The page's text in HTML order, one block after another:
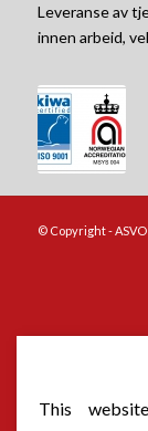
Leveranse av
innen arbeid,
© Copyright - ASVO
This